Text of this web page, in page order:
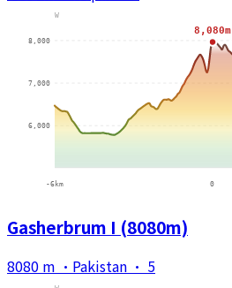
Gasherbrum I (8080m)
8080 m · Pakistan · 5